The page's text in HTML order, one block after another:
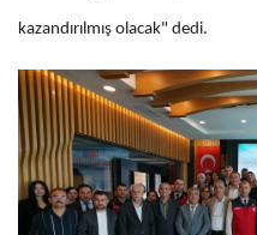
kazandırılmış olacak" dedi.